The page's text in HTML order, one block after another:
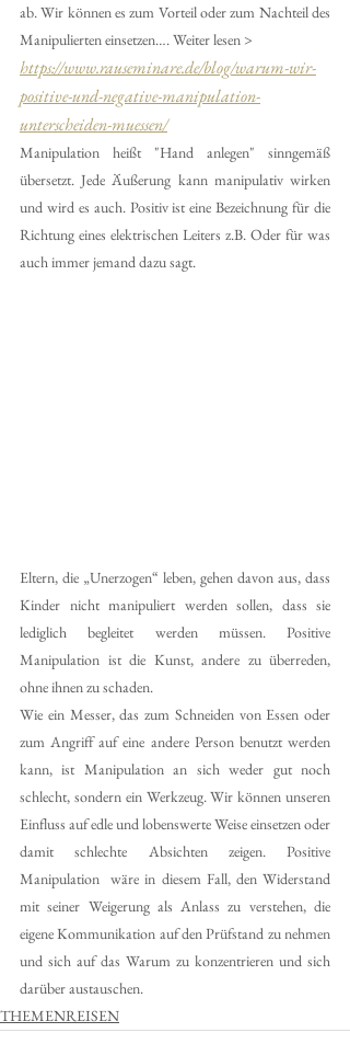
ab. Wir können es zum Vorteil oder zum Nachteil des
Manipulierten einsetzen…. Weiter lesen >
https://www.rauseminare.de/blog/warum-wir-
positive-und-negative-manipulation-
unterscheiden-muessen/
Manipulation heißt "Hand anlegen" sinngemäß
übersetzt. Jede Äußerung kann manipulativ wirken
und wird es auch. Positiv ist eine Bezeichnung für die
Richtung eines elektrischen Leiters z.B. Oder für was
auch immer jemand dazu sagt.
Eltern, die „Unerzogen“ leben, gehen davon aus, dass
Kinder nicht manipuliert werden sollen, dass sie
lediglich begleitet werden müssen. Positive
Manipulation ist die Kunst, andere zu überreden,
ohne ihnen zu schaden.
Wie ein Messer, das zum Schneiden von Essen oder
zum Angriff auf eine andere Person benutzt werden
kann, ist Manipulation an sich weder gut noch
schlecht, sondern ein Werkzeug. Wir können unseren
Einfluss auf edle und lobenswerte Weise einsetzen oder
damit schlechte Absichten zeigen. Positive
Manipulation  wäre in diesem Fall, den Widerstand
mit seiner Weigerung als Anlass zu verstehen, die
eigene Kommunikation auf den Prüfstand zu nehmen
und sich auf das Warum zu konzentrieren und sich
darüber austauschen.
THEMENREISEN